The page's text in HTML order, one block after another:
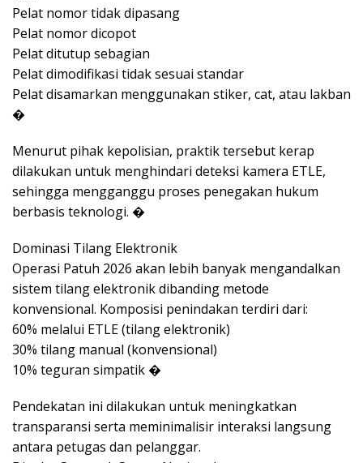
Pelat nomor tidak dipasang
Pelat nomor dicopot
Pelat ditutup sebagian
Pelat dimodifikasi tidak sesuai standar
Pelat disamarkan menggunakan stiker, cat, atau lakban
�
Menurut pihak kepolisian, praktik tersebut kerap
dilakukan untuk menghindari deteksi kamera ETLE,
sehingga mengganggu proses penegakan hukum
berbasis teknologi. �
Dominasi Tilang Elektronik
Operasi Patuh 2026 akan lebih banyak mengandalkan
sistem tilang elektronik dibanding metode
konvensional. Komposisi penindakan terdiri dari:
60% melalui ETLE (tilang elektronik)
30% tilang manual (konvensional)
10% teguran simpatik �
Pendekatan ini dilakukan untuk meningkatkan
transparansi serta meminimalisir interaksi langsung
antara petugas dan pelanggar.